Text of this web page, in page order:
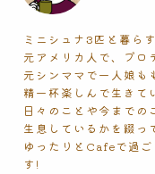
ミニシュナ3匹と暮ら
元アメリカ人で、プロ
元シンママで一人娘も
精一杯楽しんで生きて
日々のことや今までの
生息しているかを綴っ
ゆったりとCafeで過
す!